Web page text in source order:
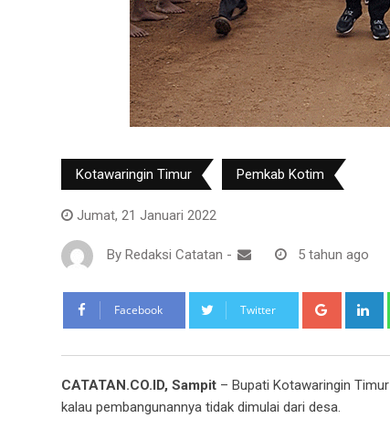
Kotawaringin Timur Pemkab Kotim
Jumat, 21 Januari 2022
By Redaksi Catatan - 5 tahun ago
Facebook Twitter Google+
CATATAN.CO.ID, Sampit – Bupati Kotawaringin
kalau pembangunannya tidak dimulai dari desa.